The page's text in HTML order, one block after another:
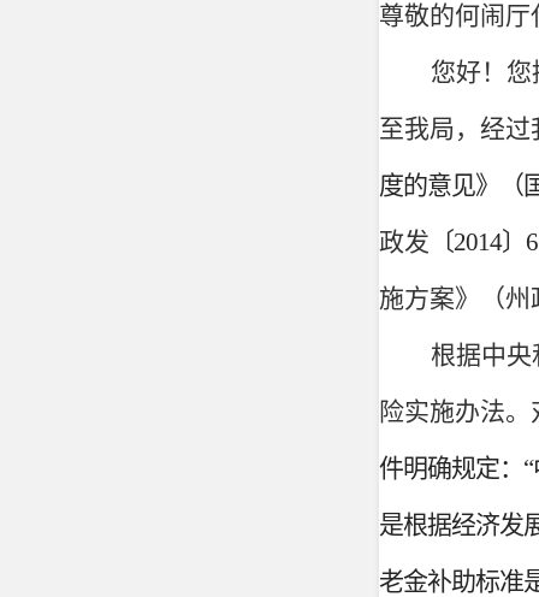
尊敬的何闹厅
您好！
至我局， 经过
度的意见》（
政发 〔2014〕
施方案》（州
根据中央
险实施办法
件明确规定：
是根据经济发
老金补助标准